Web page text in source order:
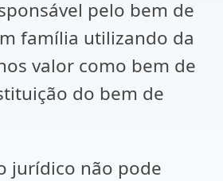
pelo bem de
família utilizando da
valor como bem de
do bem de
não pode